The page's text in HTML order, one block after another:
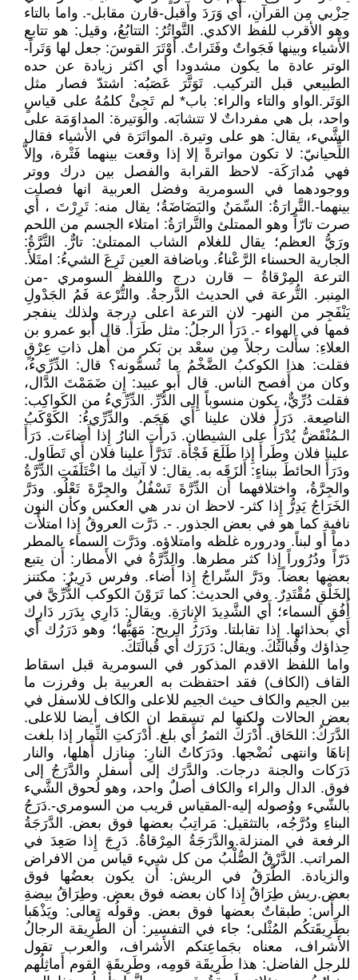
حِزْبي مِن القرآنِ، أَي وَرَدَ وأَقبل-قارن مقابل-. واما بالتاء
وهو الأقرب للفظ الاكدي. التَّواتُرُ: التتابُعُ، وقيل: هو تتابع
الأَشياء وبينها فَجَواتٌ وفَتَراتٌ. أَوْتَرَ القوسَ: جعل لها وَتَراً-
الوتر عادة ما يكون مشدودا أي اكثر زيادة عن حده
الطبيعي قبل التركيب. تَوَتَّرَ عَصَبُه: اشتدّ فصار مثل
الوَتَر.الواو والتاء والراء: باب* لم تَجِئْ كلمُهُ على قياسٍ
واحد، بل هي مفرداتٌ لا تتشابَه. والوَتيرة: المداوَمَة على
الشَّيء، يقال: هو على وتيرة. المواتَرَة في الأشياء فقال
اللِّحيانيّ: لا تكون مواترةً إلا إذا وقعت بينهما فَتْرة، وإلاَّ
فهي مُدارَكَة- لاحظ القرابة والفصل بين درك ووتر
ووجودهما في السومرية وفضل العربية انها فصلت
بينهما-.التَّرارَةُ: السِّمَنُ والبَضَاضَةُ؛ يقال منه: تَرِرْتَ ، أَي
صرت تارّاً وهو الممتلئ والتَّرارَةُ: امتلاء الجسم من اللحم
ورَيُّ العظم؛ يقال للغلام الشاب الممتلئ: تارٌّ. التَّرَّةُ:
الجارية الحسناء الرَّعْناءُ. وباضافة العين تَرِعَ الشيءُ: امتَلأَ.
الترعة المِرْقاةُ – قارن درج واللفظ السومري -من
المِنبر. التُّرعة في الحديث الدَّرجةُ. والتُّرْعة فَمُ الجَدْولِ
يَنْفَجِر من النهر- لان الترعة اعلى درجة ولذلك ينفجر
فمها في الهواء -. دَرَأَ الرجلُ: مثل طَرَأَ. قال أَبو عمرو بن
العلاءِ: سأَلت رجلاً مِن سعْد بن بَكر من أَهل ذاتِ عِرْقٍ
فقلت: هذا الكوكبُ الضَّخْمُ ما تُسمُّونه؟ قال: الدِّرِّيءُ،
وكان من أَفصح الناس. قال أَبو عبيد: إِن ضَمَمْتَ الدَّال،
فقلت دُرِّيٌّ، يكون منسوباً إِلى الدُّرِّ. الدِّرِّيءُ من الكَواكِب:
الناصِعة. دَرَأَ فلان علينا أَي هَجَم. والدِّرِّيءُ: الكَوْكَبُ
الـمُنْقَضُّ يُدْرَأُ على الشيطان. دَرأَتِ النارُ إِذا أَضاءَت. دَرَأَ
علينا فلان وطَرأَ إِذا طَلَعَ فَجْأَة. تَدَرَّأَ علينا فلان أَي تَطَاول.
ودَرَأَ الحائطَ ببناءٍ: أَلزَقَه به. يقال: لا آتيك ما اخْتَلَفَتِ الدِّرَّةُ
والجِرَّةُ، واختلافهما أَن الدِّرَّةَ تَسْفُلُ والجِرَّةَ تَعْلُو. ودَرَّ
الخَرَاجُ يَدِرُّ إِذا كثر- لاحظ ان ندر هي العكس وكأن النون
نافية كما هو في بعض الجذور. -. دَرَّت العروقُ إِذا امتلأَت
دماً أَو لبناً. ودروره غلظه وامتلاؤه. ودَرَّت السماء بالمطر
دَرّاً ودُرُوراً إِذا كثر مطرها. والدِّرَّةُ في الأَمطار: أَن يتبع
بعضها بعضاً. ودَرَّ السِّراجُ إِذا أَضاء. وفرس دَرِيرٌ: مكتنز
الخَلْقِ مُقْتَدِرٌ. وفي الحديث: كما تَرَوْنَ الكوكب الدُّرِّيَّ في
أُفُقِ السماء؛ أَي الشَّدِيدَ الإِنارَةِ. ويقال: دَارِي بِدَرَر دَارِك
أَي بحذائها. إِذا تقابلتا. ودَرَرُ الريح: مَهَبُّها؛ وهو دَرَرُك أَي
حِذاؤك وقُبالَتُكَ. ويقال: دَرَرَك أَي قُبالَتَكَ.
واما اللفظ الاقدم المذكور في السومرية قبل اسقاط
القاف (الكاف) فقد احتفظت به العربية بل وفرزت ما
بين الجيم والكاف حيث الجيم للاعلى والكاف للاسفل في
بعض الحالات ولكنها لم تسقط ان الكاف أيضا للاعلى.
الدَّرَكُ: اللحَاق. أَدْرَكَ الثمرُ أَي بلغ. أَدْرَكتِ الثِّمار إذا بلغت
إناهَا وانتهى نُضْجها. ودَرَكاتُ النارِ: منازل أَهلها، والنار
دَرَكات والجنة درجات. والدَّرَك إلى أَسفل والدَّرَجُ إلى
فوق. الدال والراء والكاف أصلٌ واحد، وهو لُحوق الشَّيء
بالشّيء ووُصوله إليه-المقياس قريب من السومري-.دَرَجُ
البناءِ ودُرَّجُه، بالتثقيل: مَراتِبُ بعضها فوق بعض. الدَّرَجَةُ
الرفعة في المنزلة.والدَّرَجَةُ المِرْقاةُ. دَرِجَ إِذا صَعِدَ في
المراتب. الدَّرْقُ الصُّلْبُ من كل شيء قياس من الافراض
والزيادة. الطَّرَقُ في الريش: أَن يكون بعضُها فوق
بعض.ريش طِرَاقٌ إِذا كان بعضه فوق بعض. وطِرَاقُ بيضةِ
الرأْس: طبقاتٌ بعضها فوق بعض. وقولُه تعالى: ويَذْهَبا
بطَرِيقَتكُم المُثْلى؛ جاء في التفسير: أَن الطَّرِيقة الرجالُ
الأَشراف، معناه بجَماعِتكم الأَشراف، والعرب تقول
للرجل الفاضل: هذا طَرِيقَة قومِه، وطَرِيقَة القوم أَماثِلُهم